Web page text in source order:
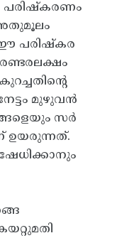
പരിഷ്‌കരണം
അതുമൂലം
ഈ പരിഷ്‌കര
മുഴുവൻ
സർ
ഉയരുന്നത്.